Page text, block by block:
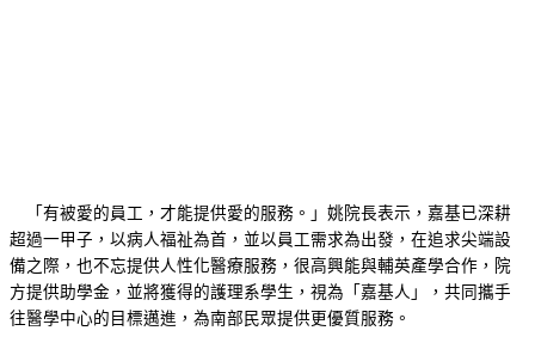
「有被愛的員工，才能提供愛的服務。」姚院長表示，嘉基已深耕
超過一甲子，以病人福祉為首，並以員工需求為出發，在追求尖端設
備之際，也不忘提供人性化醫療服務，很高興能與輔英產學合作，院
方提供助學金，並將獲得的護理系學生，視為「嘉基人」，共同攜手
往醫學中心的目標邁進，為南部民眾提供更優質服務。